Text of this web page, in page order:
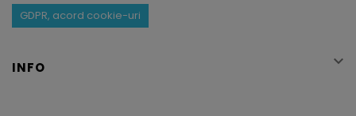
GDPR, acord cookie-uri
INFO 